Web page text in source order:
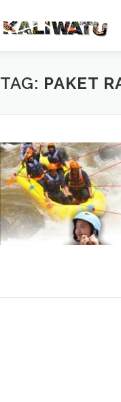
TAG: PAKET